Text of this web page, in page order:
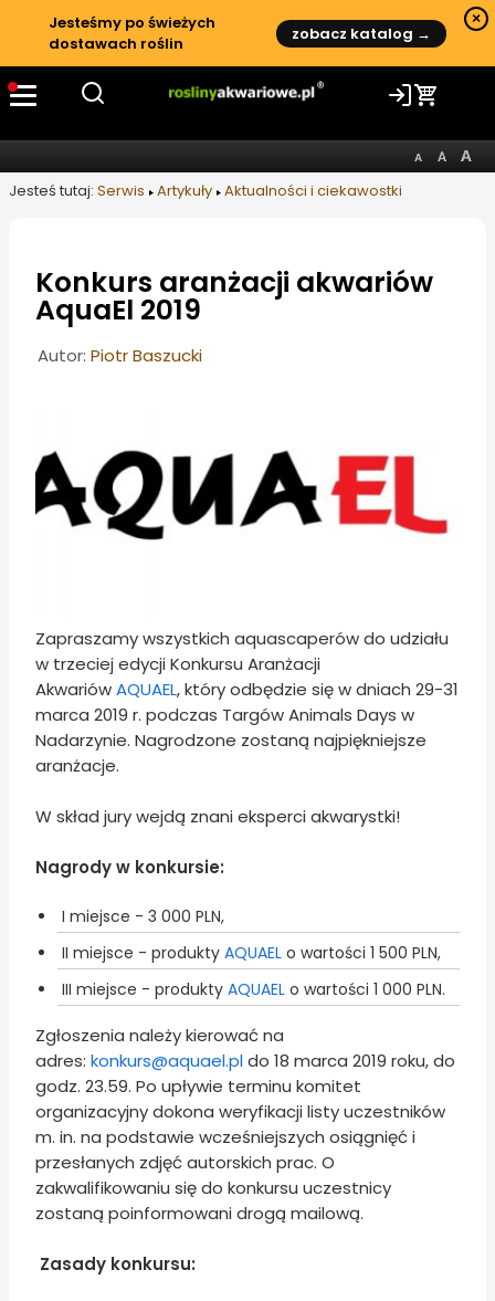
Jesteśmy po świeżych
dostawach roślin
zobacz katalog →
×
Jesteś tutaj: Serwis Artykuły Aktualności i ciekawostki
Konkurs aranżacji akwariów
AquaEl 2019
Informacje o artykule
Autor: Piotr Baszucki
Zapraszamy wszystkich aquascaperów do udziału
w trzeciej edycji Konkursu Aranżacji
AkwariówAQUAEL, który odbędzie się w dniach 29-31
marca 2019 r. podczas Targów Animals Days w
Nadarzynie. Nagrodzone zostaną najpiękniejsze
aranżacje.
W skład jury wejdą znani eksperci akwarystki!
Nagrody w konkursie:
I miejsce - 3 000 PLN,
II miejsce - produkty AQUAEL o wartości 1 500 PLN,
III miejsce - produkty AQUAEL o wartości 1 000 PLN.
Zgłoszenia należy kierować na
adres: konkurs@aquael.pldo 18 marca 2019 roku, do
godz. 23.59. Po upływie terminu komitet
organizacyjny dokona weryfikacji listy uczestników
m. in. na podstawie wcześniejszych osiągnięć i
przesłanych zdjęć autorskich prac. O
zakwalifikowaniu się do konkursu uczestnicy
zostaną poinformowani drogą mailową.
Zasady konkursu: